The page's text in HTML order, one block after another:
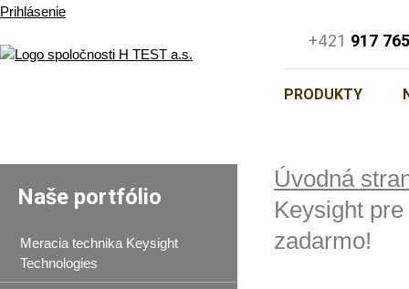
+421 917
PRODUKTY
Prihlásenie
Úvodná
Keysight
zadarmo!
Naše portfólio
Meracia technika Keysight
Technologies